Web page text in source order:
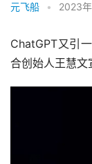
元飞船 • 2023
ChatGPT又引
合创始人王慧文